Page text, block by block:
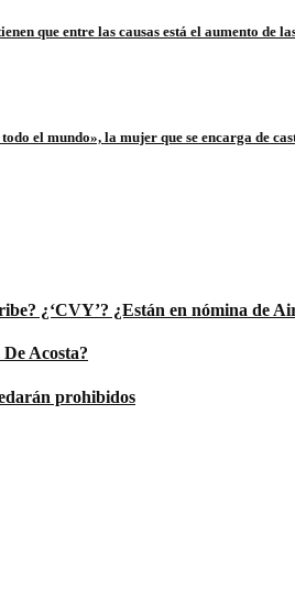
que entre las causas está el aumento de
el mundo», la mujer que se encarga de
¿‘CVY’? ¿Están en nómina
Acosta?
prohibidos